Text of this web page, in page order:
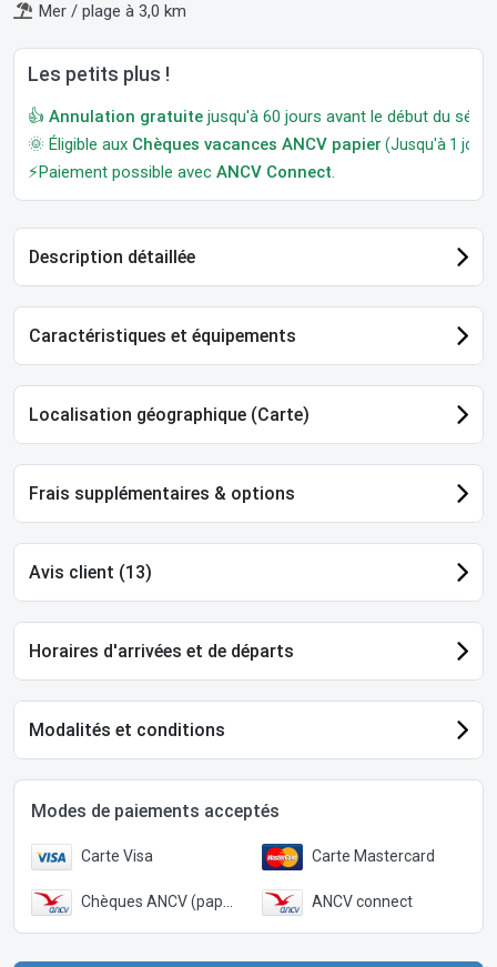
Mer / plage à 3,0 km
Les petits plus !
👍 Annulation gratuite jusqu'à 60 jours avant le début du
🌞 Éligible aux Chèques vacances ANCV papier (Jusqu'à 1 jour
⚡Paiement possible avec ANCV Connect.
Description détaillée
Caractéristiques et équipements
Localisation géographique (Carte)
Frais supplémentaires & options
Avis client (13)
Horaires d'arrivées et de départs
Modalités et conditions
Modes de paiements acceptés
Carte Visa Carte Mastercard
Chèques ANCV (papier) ANCV connect